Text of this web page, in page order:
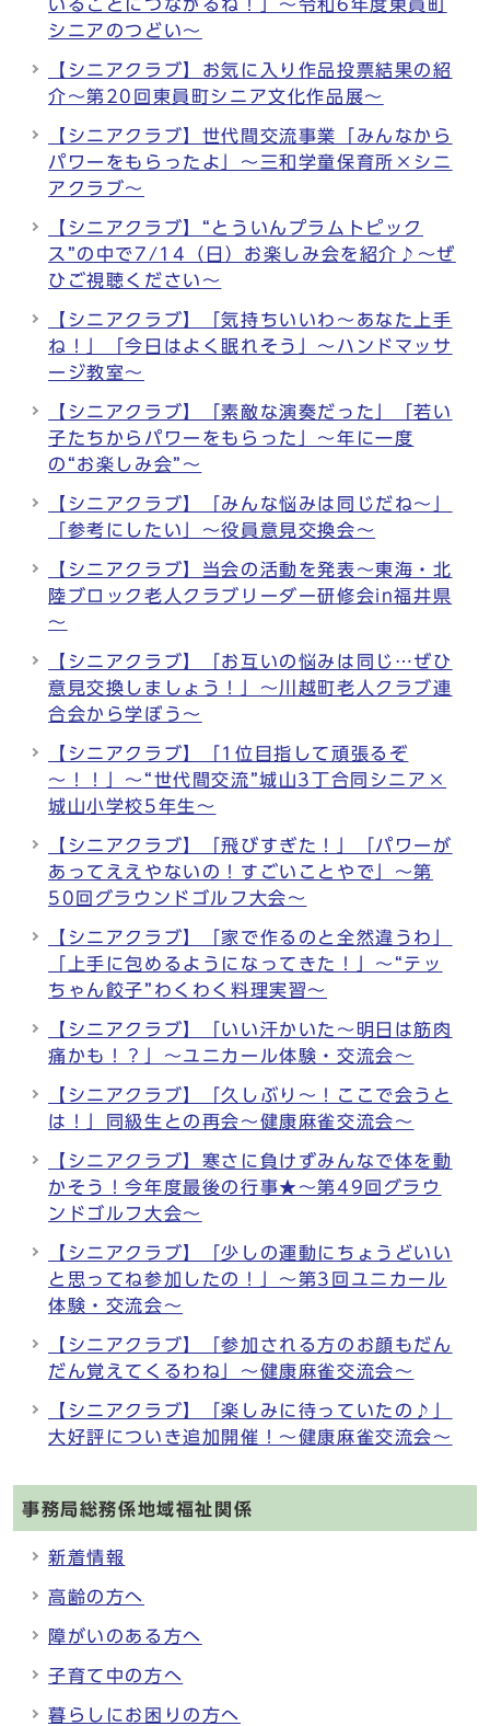
いることにつながるね！」～令和6年度東員町
シニアのつどい～
【シニアクラブ】お気に入り作品投票結果の紹
介～第20回東員町シニア文化作品展～
【シニアクラブ】世代間交流事業「みんなから
パワーをもらったよ」～三和学童保育所×シニ
アクラブ～
【シニアクラブ】“とういんプラムトピック
ス”の中で7/14（日）お楽しみ会を紹介♪～ぜ
ひご視聴ください～
【シニアクラブ】「気持ちいいわ～あなた上手
ね！」「今日はよく眠れそう」～ハンドマッサ
ージ教室～
【シニアクラブ】「素敵な演奏だった」「若い
子たちからパワーをもらった」～年に一度
の“お楽しみ会”～
【シニアクラブ】「みんな悩みは同じだね～」
「参考にしたい」～役員意見交換会～
【シニアクラブ】当会の活動を発表～東海・北
陸ブロック老人クラブリーダー研修会in福井県
～
【シニアクラブ】「お互いの悩みは同じ…ぜひ
意見交換しましょう！」～川越町老人クラブ連
合会から学ぼう～
【シニアクラブ】「1位目指して頑張るぞ
～！！」～“世代間交流”城山3丁合同シニア×
城山小学校5年生～
【シニアクラブ】「飛びすぎた！」「パワーが
あってええやないの！すごいことやで」～第
50回グラウンドゴルフ大会～
【シニアクラブ】「家で作るのと全然違うわ」
「上手に包めるようになってきた！」～“テッ
ちゃん餃子”わくわく料理実習～
【シニアクラブ】「いい汗かいた～明日は筋肉
痛かも！？」～ユニカール体験・交流会～
【シニアクラブ】「久しぶり～！ここで会うと
は！」同級生との再会～健康麻雀交流会～
【シニアクラブ】寒さに負けずみんなで体を動
かそう！今年度最後の行事★～第49回グラウ
ンドゴルフ大会～
【シニアクラブ】「少しの運動にちょうどいい
と思ってね参加したの！」～第3回ユニカール
体験・交流会～
【シニアクラブ】「参加される方のお顔もだん
だん覚えてくるわね」～健康麻雀交流会～
【シニアクラブ】「楽しみに待っていたの♪」
大好評についき追加開催！～健康麻雀交流会～
事務局総務係地域福祉関係
新着情報
高齢の方へ
障がいのある方へ
子育て中の方へ
暮らしにお困りの方へ